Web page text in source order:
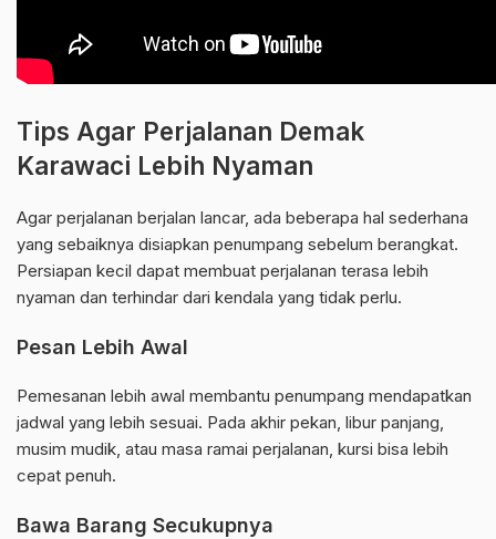
Tips Agar Perjalanan Demak
Karawaci Lebih Nyaman
Agar perjalanan berjalan lancar, ada beberapa hal sederhana
yang sebaiknya disiapkan penumpang sebelum berangkat.
Persiapan kecil dapat membuat perjalanan terasa lebih
nyaman dan terhindar dari kendala yang tidak perlu.
Pesan Lebih Awal
Pemesanan lebih awal membantu penumpang mendapatkan
jadwal yang lebih sesuai. Pada akhir pekan, libur panjang,
musim mudik, atau masa ramai perjalanan, kursi bisa lebih
cepat penuh.
Bawa Barang Secukupnya